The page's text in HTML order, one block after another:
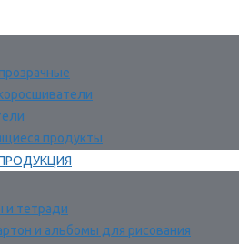
продукты
и тетради
и альбомы для рисования